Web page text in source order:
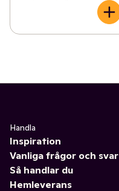
Handla
Inspiration
Vanliga frågor och svar
Så handlar du
Hemleverans